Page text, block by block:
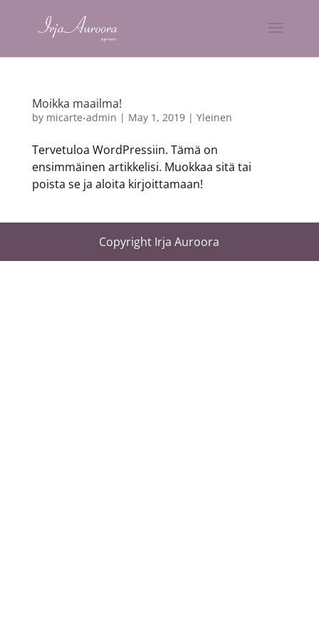
Moikka maailma!
by micarte-admin | May 1, 2019| Yleinen
Tervetuloa WordPressiin. Tämä on
ensimmäinen artikkelisi. Muokkaa sitä tai
poista se ja aloita kirjoittamaan!
Copyright Irja Auroora